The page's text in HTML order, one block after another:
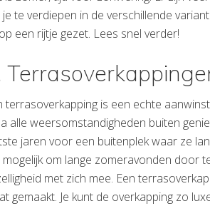
je te verdiepen in de verschillende
een rijtje gezet. Lees snel verder!
terrasoverkapping is een echte
alle weersomstandigheden buiten
jaren voor een buitenplek waar ze
mogelijk om lange zomeravonden door
met zich mee. Een
gemaakt. Je kunt de overkapping zo